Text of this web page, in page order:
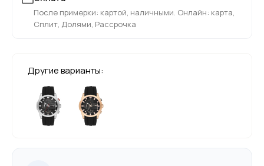
После примерки: картой, наличными. Онлайн: карта,
Сплит, Долями, Рассрочка
Другие варианты: